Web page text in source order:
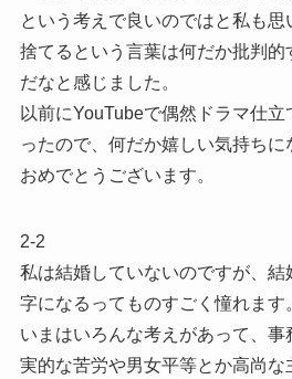
という考えで良いのではと私も思
捨てるという言葉は何だか批判
だなと感じました。
以前にYouTubeで偶然ドラマ仕
ったので、何だか嬉しい気持ちに
おめでとうございます。
2-2
私は結婚していないのですが、結
字になるってものすごく憧れます
いまはいろんな考えがあって、事
実的な苦労や男女平等とか高尚な